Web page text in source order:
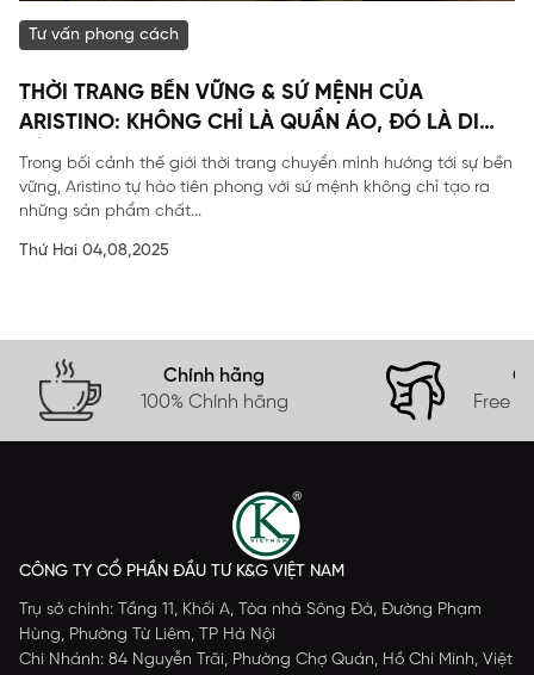
Tư vấn phong cách
THỜI TRANG BỀN VỮNG & SỨ MỆNH CỦA
ARISTINO: KHÔNG CHỈ LÀ QUẦN ÁO, ĐÓ LÀ DI
SẢN
Trong bối cảnh thế giới thời trang chuyển mình hướng tới sự bền
vững, Aristino tự hào tiên phong với sứ mệnh không chỉ tạo ra
những sản phẩm chất...
Thứ Hai 04,08,2025
Chính hãng
100% Chính hãng
Free
CÔNG TY CỔ PHẦN ĐẦU TƯ K&G VIỆT NAM
Trụ sở chính: Tầng 11, Khối A, Tòa nhà Sông Đà, Đường Phạm
Hùng, Phường Từ Liêm, TP Hà Nội
Chi Nhánh: 84 Nguyễn Trãi, Phường Chợ Quán, Hồ Chí Minh, Việt